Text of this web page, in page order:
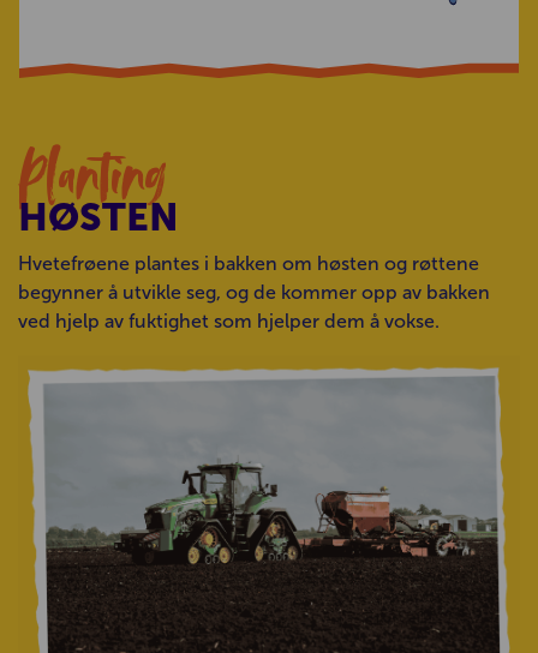
Planting
HØSTEN
Hvetefrøene plantes i bakken om høsten og røttene
begynner å utvikle seg, og de kommer opp av bakken
ved hjelp av fuktighet som hjelper dem å vokse.